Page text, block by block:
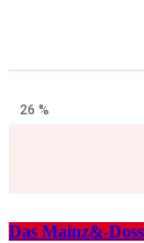
26 %
Das Mainz&-